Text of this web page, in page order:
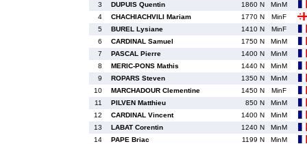
3
DUPUIS Quentin 1860 N
MinM
4
CHACHIACHVILI Mariam 1770 N
MinF
5
BUREL Lysiane 1410 N
MinF
6
CARDINAL Samuel 1750 N
MinM
7
PASCAL Pierre 1400 N
MinM
8
MERIC-PONS Mathis 1440 N
MinM
9
ROPARS Steven 1350 N
MinM
10
MARCHADOUR Clementine 1450 N
MinF
11
PILVEN Matthieu 850 N
MinM
12
CARDINAL Vincent 1400 N
MinM
13
LABAT Corentin 1240 N
MinM
14
PAPE Briac 1199 N
MinM